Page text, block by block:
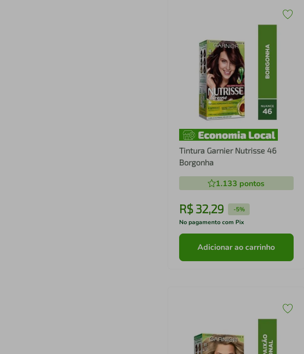
Tintura Garnier Nutrisse 46
Borgonha
1.133 pontos
R$ 32,29 -5%
No pagamento com Pix
Adicionar ao carrinho